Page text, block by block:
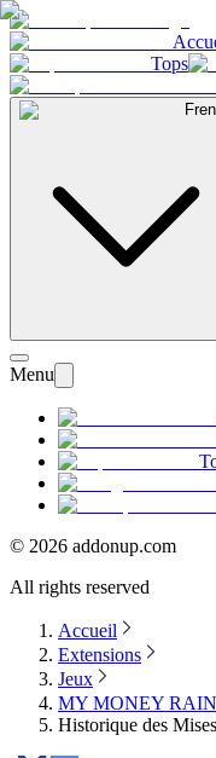
Tops
Menu
© 2026 addonup.com
All rights reserved
Accueil
Extensions
Jeux
MY MONEY RAIN
Historique des